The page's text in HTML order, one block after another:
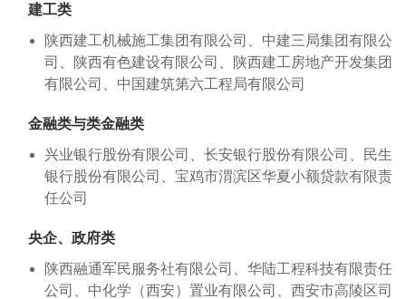
建工类
陕西建工机械施工集团有限公司、中建三局集团有限公
司、陕西有色建设有限公司、陕西建工房地产开发集团
有限公司、中国建筑第六工程局有限公司
金融类与类金融类
兴业银行股份有限公司、长安银行股份有限公司、民生
银行股份有限公司、宝鸡市渭滨区华夏小额贷款有限责
任公司
央企、政府类
陕西融通军民服务社有限公司、华陆工程科技有限责任
公司、中化学（西安）置业有限公司、西安市高陵区司